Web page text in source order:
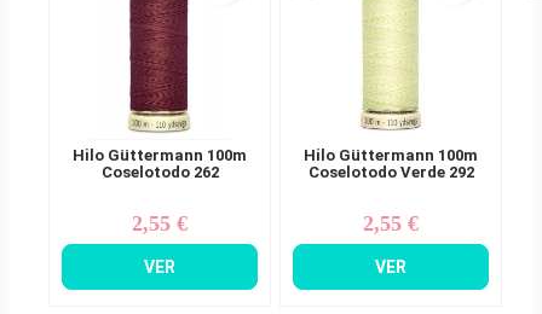
Hilo Güttermann 100m
Coselotodo 262
Precio
2,55 €
VER
Hilo Güttermann 100m
Coselotodo Verde 292
Precio
2,55 €
VER